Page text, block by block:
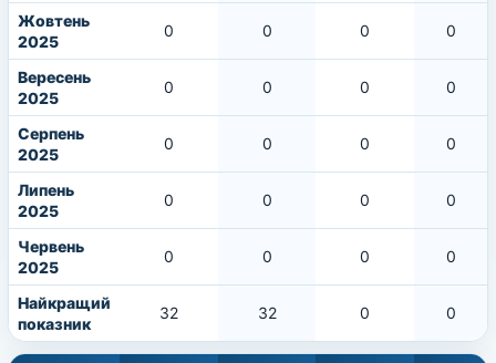
Жовтень
2025
0 0 0 0
Вересень
2025
0 0 0 0
Серпень
2025
0 0 0 0
Липень
2025
0 0 0 0
Червень
2025
0 0 0 0
Найкращий
показник
32 32 0 0